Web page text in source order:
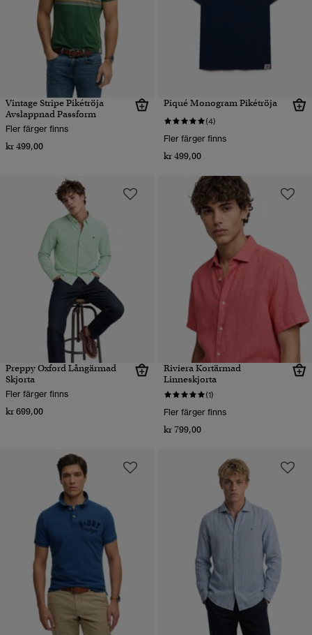
Vintage Stripe Pikétröja
Avslappnad Passform
Fler färger finns
kr 499,00
Piqué Monogram Pikétröja
(4)
Fler färger finns
kr 499,00
Preppy Oxford Långärmad
Skjorta
Fler färger finns
kr 699,00
Riviera Kortärmad
Linneskjorta
(1)
Fler färger finns
kr 799,00